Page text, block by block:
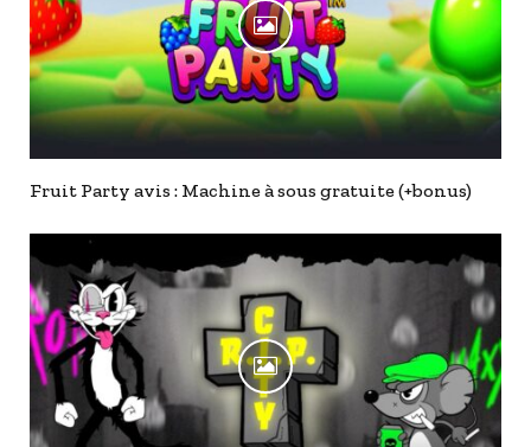
Fruit Party avis : Machine à sous gratuite (+bonus)